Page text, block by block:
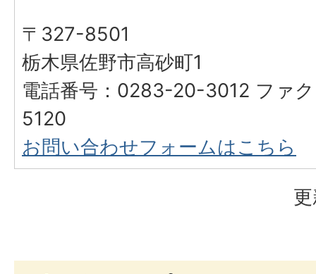
〒327-8501
栃木県佐野市高砂町1
電話番号：0283-20-3012 ファ
5120
お問い合わせフォームはこちら